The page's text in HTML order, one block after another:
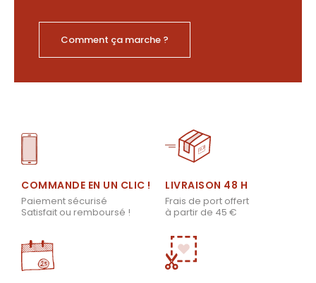
Comment ça marche ?
COMMANDE EN UN CLIC !
Paiement sécurisé
Satisfait ou remboursé !
LIVRAISON 48 H
Frais de port offert
à partir de 45 €